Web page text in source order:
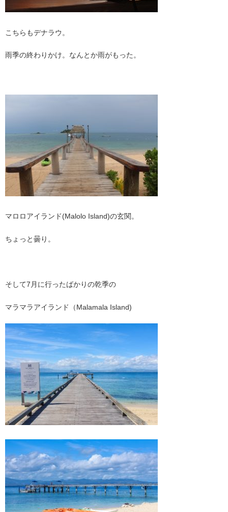
こちらもデナラウ。
雨季の終わりかけ。なんとか雨がもった。
マロロアイランド(Malolo Island)の玄関。
ちょっと曇り。
そして7月に行ったばかりの乾季の
マラマラアイランド（Malamala Island)